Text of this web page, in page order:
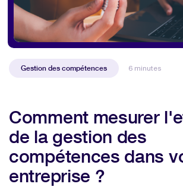
Gestion des compétences 6 minutes
Comment mesurer
de la gestion des
compétences dans
entreprise ?